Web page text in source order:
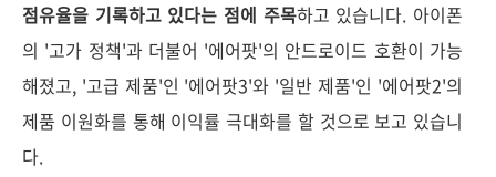
점유율을 기록하고 있다는 점에 주목하고 있습니다. 아이폰
의 '고가 정책'과 더불어 '에어팟'의 안드로이드 호환이 가능
해졌고, '고급 제품'인 '에어팟3'와 '일반 제품'인 '에어팟2'의
제품 이원화를 통해 이익률 극대화를 할 것으로 보고 있습니
다.